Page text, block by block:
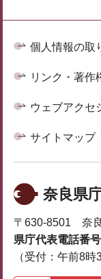
個人情報の取
リンク・著作
ウェブアクセ
サイトマップ
奈良県
〒630-8501 奈
県庁代表電話番号
（受付：午前8時